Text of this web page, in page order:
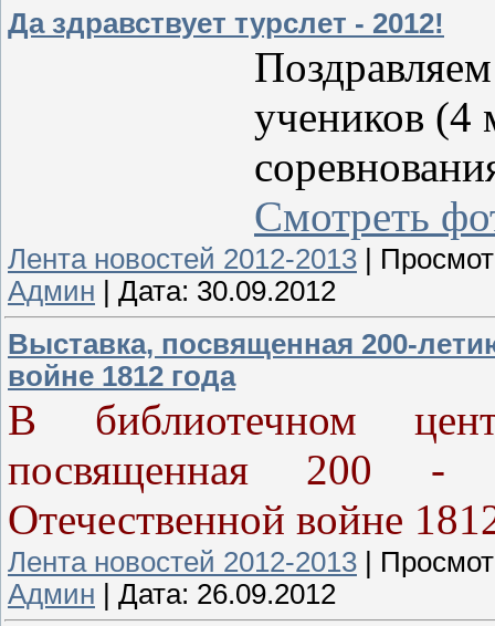
Да здравствует турслет - 2012!
учеников (4
Смотреть
Лента новостей 2012-2013
Админ
Дата: 30.09.2012
Выставка, посвященная 200-
войне 1812 года
В библиотечном
посвященная 200
Отечественной войне
Лента новостей 2012-2013 |
Админ | Дата: 26.09.2012